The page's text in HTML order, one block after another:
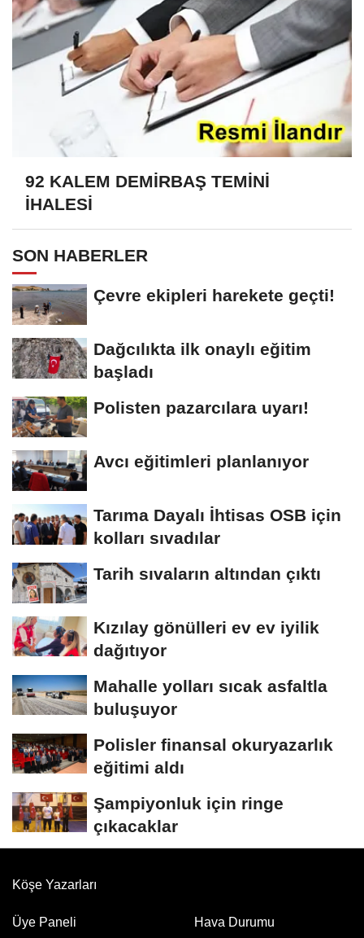
92 KALEM DEMİRBAŞ TEMİNİ
İHALESİ
SON HABERLER
Çevre ekipleri harekete geçti!
Dağcılıkta ilk onaylı eğitim
başladı
Polisten pazarcılara uyarı!
Avcı eğitimleri planlanıyor
Tarıma Dayalı İhtisas OSB için
kolları sıvadılar
Tarih sıvaların altından çıktı
Kızılay gönülleri ev ev iyilik
dağıtıyor
Mahalle yolları sıcak asfaltla
buluşuyor
Polisler finansal okuryazarlık
eğitimi aldı
Şampiyonluk için ringe
çıkacaklar
Köşe Yazarları
Üye Paneli Hava Durumu